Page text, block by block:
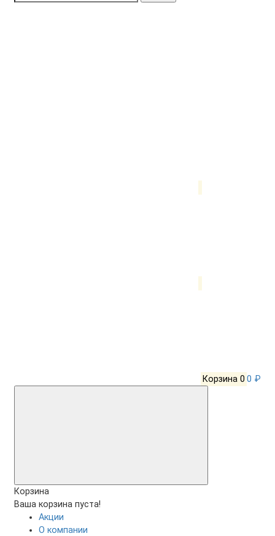
Корзина 0 0 ₽
Корзина
Ваша корзина пуста!
Акции
О компании